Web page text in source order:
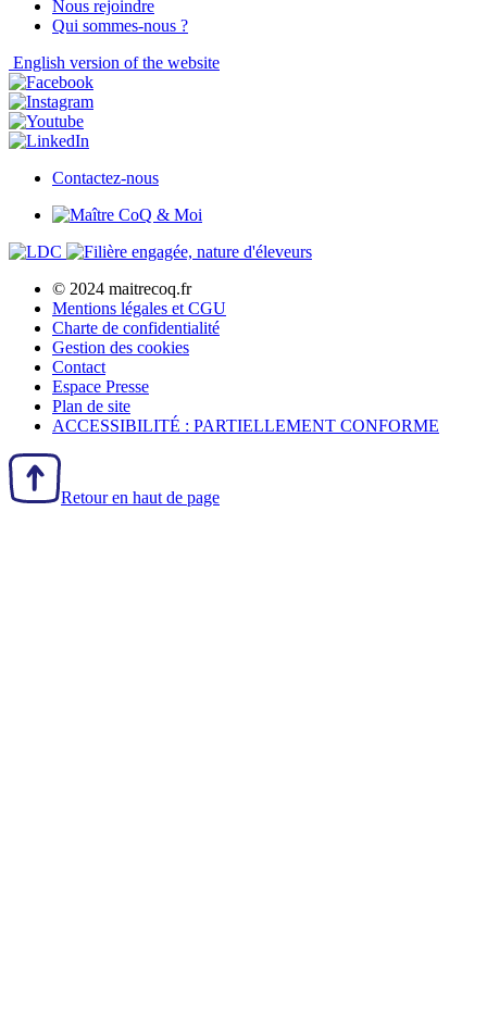
Nous rejoindre
Qui sommes-nous ?
English version of the website
Contactez-nous
© 2024 maitrecoq.fr
Mentions légales et CGU
Charte de confidentialité
Gestion des cookies
Contact
Espace Presse
Plan de site
ACCESSIBILITÉ : PARTIELLEMENT CONFORME
Retour en haut de page